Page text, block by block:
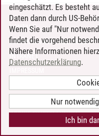
KONTAKT
LEUPHANA ALS ARBEITGEBER
INTRANET
BARRIEREFREIHEIT
COOKIE-EINSTELLUNGEN
eingeschätzt. Es besteht
Daten dann durch US-
Wenn Sie auf "Nur
findet die vorgehend
Nähere Informationen
Datenschutzerklärung.
Nur
Ich bin